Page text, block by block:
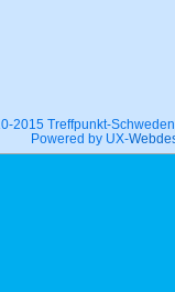
2015 Treffpunkt-
Powered by UX-